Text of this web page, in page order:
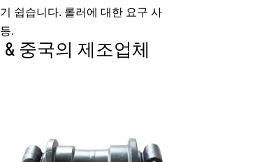
쉽습니다. 롤러에 대한 요구 사
.
중국의 제조업체